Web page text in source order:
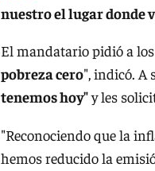
nuestro el lugar donde
El mandatario pidió a
pobreza cero", indicó. A
tenemos hoy"y les
"Reconociendo que la
hemos reducido la